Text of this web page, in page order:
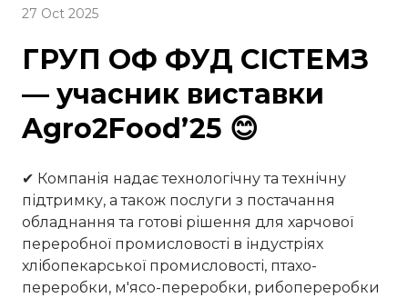
27 Oct 2025
ГРУП ОФ ФУД СІСТЕМЗ
— учасник виставки
Agro2Food’25 😊
✔ Компанія надає технологічну та технічну
підтримку, а також послуги з постачання
обладнання та готові рішення для харчової
переробної промисловості в індустріях
хлібопекарської промисловості, птахо-
переробки, м'ясо-переробки, рибопереробки